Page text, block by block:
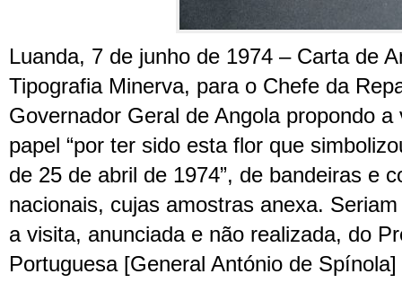
Luanda, 7 de junho de 1974 – Carta de
Tipografia Minerva, para o Chefe da
Governador Geral de Angola propondo
papel “por ter sido esta flor que
de 25 de abril de 1974”, de bandeiras e
nacionais, cujas amostras anexa.
a visita, anunciada e não realizada, do
Portuguesa [General António de